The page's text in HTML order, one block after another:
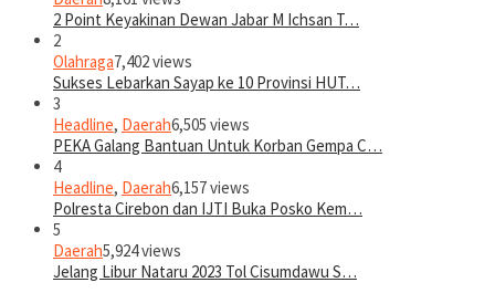
2 Point Keyakinan Dewan Jabar M Ichsan T…
2
Olahraga7,402 views
Sukses Lebarkan Sayap ke 10 Provinsi HUT…
3
Headline, Daerah6,505 views
PEKA Galang Bantuan Untuk Korban Gempa C…
4
Headline, Daerah6,157 views
Polresta Cirebon dan IJTI Buka Posko Kem…
5
Daerah5,924 views
Jelang Libur Nataru 2023 Tol Cisumdawu S…